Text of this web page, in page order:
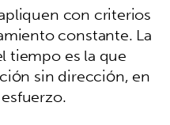
con criterios
constante. La
tiempo es la que
sin dirección, en